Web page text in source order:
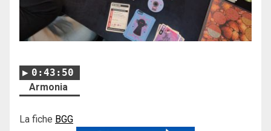
0:43:50
Armonia
La fiche BGG